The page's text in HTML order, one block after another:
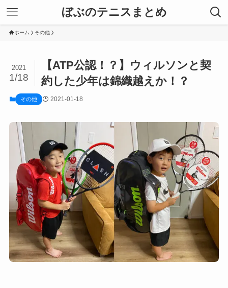
ぼぶのテニスまとめ
ホーム その他
【ATP公認！？】ウィルソンと契
約した少年は錦織越えか！？
2021
1/18
その他 2021-01-18